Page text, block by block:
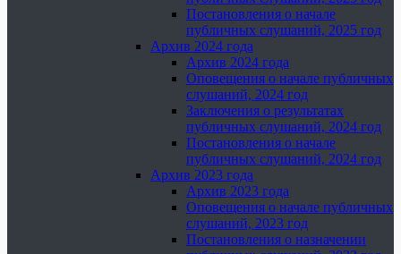
Постановления о начале
публичных слушаний, 2025 год
Архив 2024 года
Архив 2024 года
Оповещения о начале публичных
слушаний, 2024 год
Заключения о результатах
публичных слушаний, 2024 год
Постановления о начале
публичных слушаний, 2024 год
Архив 2023 года
Архив 2023 года
Оповещения о начале публичных
слушаний, 2023 год
Постановления о назначении